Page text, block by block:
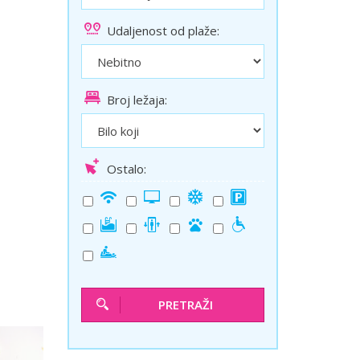
Solun polazak iz Niša
Temišvar polazak iz Niša
Udaljenost od plaže:
Broj ležaja:
Ostalo:
PRETRAŽI